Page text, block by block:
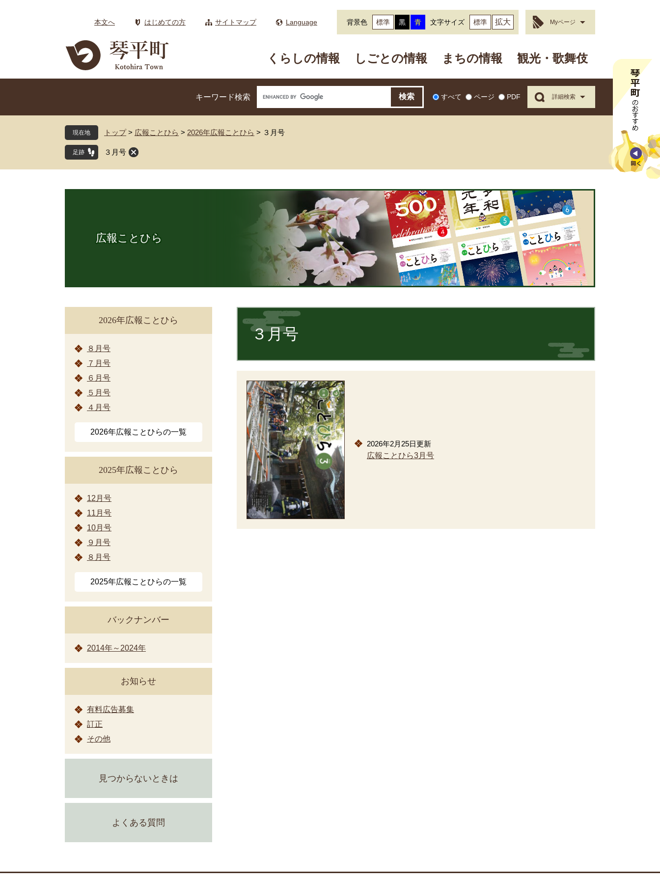
本文へ はじめての方 サイトマップ Language 背景色 標準 黒 青 文字サイズ 標準 拡大 Myページ
くらしの情報 しごとの情報 まちの情報 観光・歌舞伎
キーワード検索 すべて ページ PDF 詳細検索
現在地 トップ > 広報ことひら > 2026年広報ことひら > ３月号
３月号
広報ことひら
文
３月号
2026年2月25日更新
広報ことひら3月号
2026年広報ことひら
８月号
７月号
６月号
５月号
４月号
2026年広報ことひらの一覧
2025年広報ことひら
12月号
11月号
10月号
９月号
８月号
2025年広報ことひらの一覧
バックナンバー
2014年～2024年
お知らせ
有料広告募集
訂正
その他
見つからないときは
よくある質問